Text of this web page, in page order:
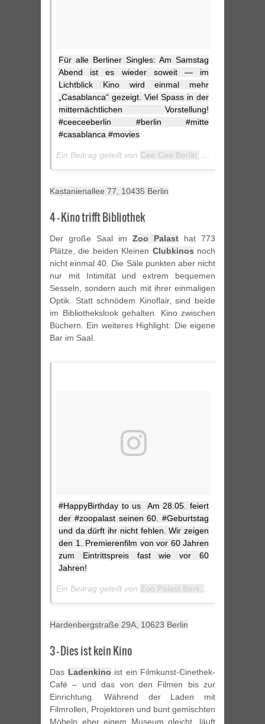
Für alle Berliner Singles: Am Samstag
Abend ist es wieder soweit — im
Lichtblick Kino wird einmal mehr
„Casablanca“ gezeigt. Viel Spass in der
mitternächtlichen Vorstellung!
#ceeceeberlin #berlin #mitte
#casablanca #movies
Ein Beitrag geteilt von Cee Cee Berlin
Kastanienallee 77, 10435 Berlin
4 – Kino trifft Bibliothek
Der große Saal im Zoo Palast hat 773
Plätze, die beiden Kleinen Clubkinos noch
nicht einmal 40. Die Säle punkten aber nicht
nur mit Intimität und extrem bequemen
Sesseln, sondern auch mit ihrer einmaligen
Optik. Statt schnödem Kinoflair, sind beide
im Bibliothekslook gehalten. Kino zwischen
Büchern. Ein weiteres Highlight: Die eigene
Bar im Saal.
#HappyBirthday to us
Am 28.05. feiert
der #zoopalast seinen 60. #Geburtstag
und da dürft ihr nicht fehlen. Wir zeigen
den 1. Premierenfilm von vor 60 Jahren
zum Eintrittspreis fast wie vor 60
Jahren!
Ein Beitrag geteilt von Zoo Palast Berlin
Hardenbergstraße 29A, 10623 Berlin
3 – Dies ist kein Kino
Das Ladenkino ist ein Filmkunst-Cinethek-
Café – und das von den Filmen bis zur
Einrichtung. Während der Laden mit
Filmrollen, Projektoren und bunt gemischten
Möbeln eher einem Museum gleicht, läuft